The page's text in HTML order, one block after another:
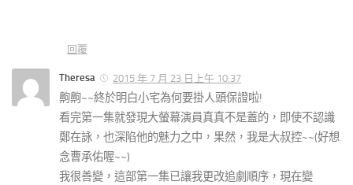
回覆
Theresa 2015 年 7 月 23 日上午 10:37
齁齁~~終於明白小宅為何要掛人頭保證啦!
看完第一集就發現大螢幕演員真真不是蓋的，即使不認識
鄭在詠，也深陷他的魅力之中，果然，我是大叔控~~(好想
念曹承佑喔~~)
我很善變，這部第一集已讓我更改追劇順序，現在變